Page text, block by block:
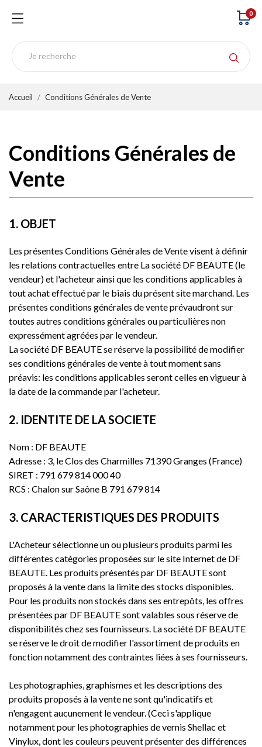
0
Accueil Conditions Générales de Vente
Conditions Générales de
Vente
1. OBJET
Les présentes Conditions Générales de Vente visent à définir
les relations contractuelles entre La société DF BEAUTE (le
vendeur) et l'acheteur ainsi que les conditions applicables à
tout achat effectué par le biais du présent site marchand. Les
présentes conditions générales de vente prévaudront sur
toutes autres conditions générales ou particulières non
expressément agréées par le vendeur.
La société DF BEAUTE se réserve la possibilité de modifier
ses conditions générales de vente à tout moment sans
préavis: les conditions applicables seront celles en vigueur à
la date de la commande par l'acheteur.
2. IDENTITE DE LA SOCIETE
Nom : DF BEAUTE
Adresse : 3, le Clos des Charmilles 71390 Granges (France)
SIRET : 791 679 814 000 40
RCS : Chalon sur Saône B 791 679 814
3. CARACTERISTIQUES DES PRODUITS
L'Acheteur sélectionne un ou plusieurs produits parmi les
différentes catégories proposées sur le site Internet de DF
BEAUTE. Les produits présentés par DF BEAUTE sont
proposés à la vente dans la limite des stocks disponibles.
Pour les produits non stockés dans ses entrepôts, les offres
présentées par DF BEAUTE sont valables sous réserve de
disponibilités chez ses fournisseurs. La société DF BEAUTE
se réserve le droit de modifier l'assortiment de produits en
fonction notamment des contraintes liées à ses fournisseurs.
Les photographies, graphismes et les descriptions des
produits proposés à la vente ne sont qu'indicatifs et
n'engagent aucunement le vendeur. (Ceci s'applique
notamment pour les photographies de vernis Shellac et
Vinylux, dont les couleurs peuvent présenter des différences